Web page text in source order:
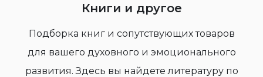
Книги и другое
Подборка книг и сопутствующих товаров
для вашего духовного и эмоционального
развития. Здесь вы найдете литературу по